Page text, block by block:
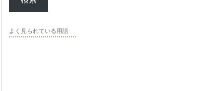
よく見られている用語